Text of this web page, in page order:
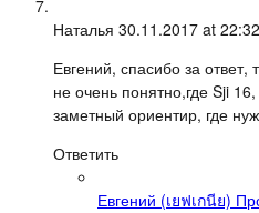
Наталья 30.11.2017 at 22:32
Евгений, спасибо за ответ,
не очень понятно,где Sji
заметный ориентир, где
Ответить
Евгений (เยฟเกนีย)